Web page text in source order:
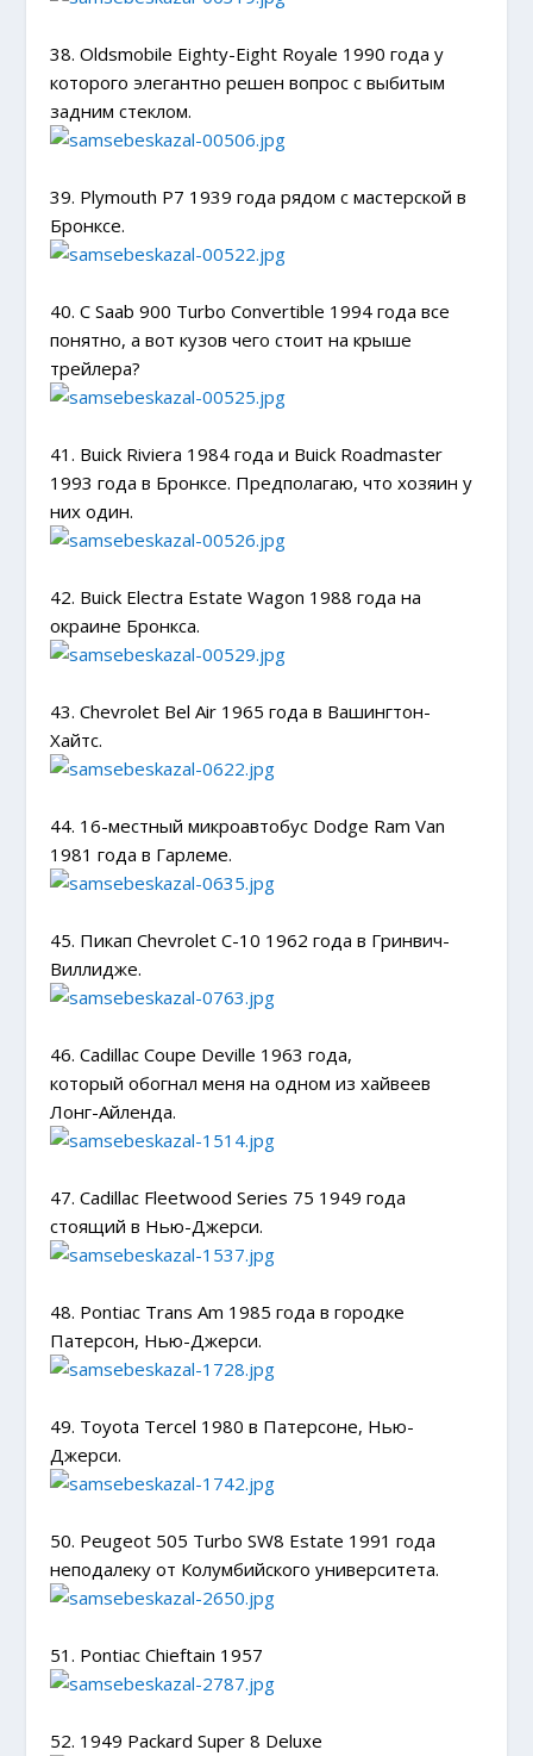
38. Oldsmobile Eighty-Eight Royale 1990 года у
которого элегантно решен вопрос с выбитым
задним стеклом.
39. Plymouth P7 1939 года рядом с мастерской в
Бронксе.
40. С Saab 900 Turbo Convertible 1994 года все
понятно, а вот кузов чего стоит на крыше
трейлера?
41. Buick Riviera 1984 года и Buick Roadmaster
1993 года в Бронксе. Предполагаю, что хозяин у
них один.
42. Buick Electra Estate Wagon 1988 года на
окраине Бронкса.
43. Chevrolet Bel Air 1965 года в Вашингтон-
Хайтс.
44. 16-местный микроавтобус Dodge Ram Van
1981 года в Гарлеме.
45. Пикап Chevrolet C-10 1962 года в Гринвич-
Виллидже.
46. Cadillac Coupe Deville 1963 года,
который обогнал меня на одном из хайвеев
Лонг-Айленда.
47. Cadillac Fleetwood Series 75 1949 года
стоящий в Нью-Джерси.
48. Pontiac Trans Am 1985 года в городке
Патерсон, Нью-Джерси.
49. Toyota Tercel 1980 в Патерсоне, Нью-
Джерси.
50. Peugeot 505 Turbo SW8 Estate 1991 года
неподалеку от Колумбийского университета.
51. Pontiac Chieftain 1957
52. 1949 Packard Super 8 Deluxe